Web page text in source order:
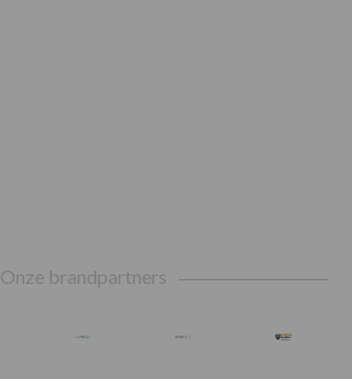
Onze brandpartners